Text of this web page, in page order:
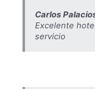
Carlos
Excelente
servicio